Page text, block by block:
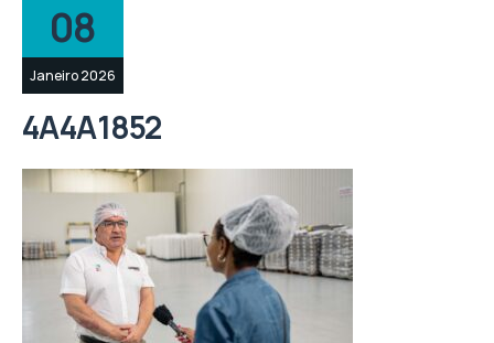
08
Janeiro 2026
4A4A1852